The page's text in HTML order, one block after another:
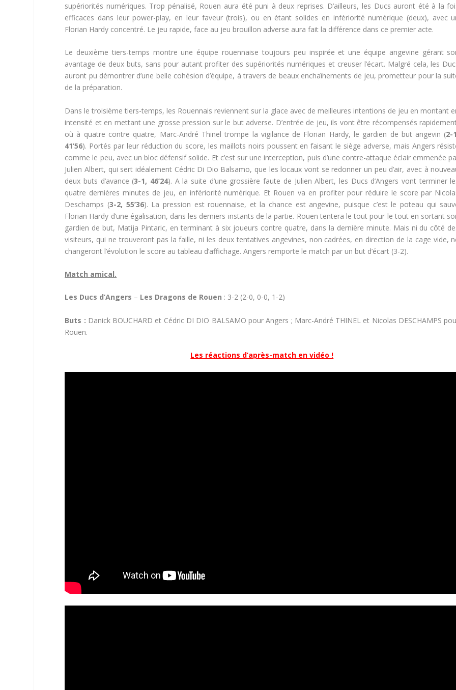
supériorités numériques. Trop pénalisé, Rouen aura été puni à deux reprises. D’ailleurs, les Ducs auront été à la
efficaces dans leur power-play, en leur faveur (trois), ou en étant solides en infériorité numérique (deux), avec
Florian Hardy concentré. Le jeu rapide, face au jeu brouillon adverse aura fait la différence dans ce premier acte.
Le deuxième tiers-temps montre une équipe rouennaise toujours peu inspirée et une équipe angevine gérant
avantage de deux buts, sans pour autant profiter des supériorités numériques et creuser l’écart. Malgré cela, les
auront pu démontrer d’une belle cohésion d’équipe, à travers de beaux enchaînements de jeu, prometteur pour la
de la préparation.
Dans le troisième tiers-temps, les Rouennais reviennent sur la glace avec de meilleures intentions de jeu en montant
intensité et en mettant une grosse pression sur le but adverse. D’entrée de jeu, ils vont être récompensés
où à quatre contre quatre, Marc-André Thinel trompe la vigilance de Florian Hardy, le gardien de but angevin (2-
41’56). Portés par leur réduction du score, les maillots noirs poussent en faisant le siège adverse, mais Angers
comme le peu, avec un bloc défensif solide. Et c’est sur une interception, puis d’une contre-attaque éclair emmenée
Julien Albert, qui sert idéalement Cédric Di Dio Balsamo, que les locaux vont se redonner un peu d’air, avec à
deux buts d’avance (3-1, 46’24). A la suite d’une grossière faute de Julien Albert, les Ducs d’Angers vont terminer
quatre dernières minutes de jeu, en infériorité numérique. Et Rouen va en profiter pour réduire le score par
Deschamps (3-2, 55’36). La pression est rouennaise, et la chance est angevine, puisque c’est le poteau qui
Florian Hardy d’une égalisation, dans les derniers instants de la partie. Rouen tentera le tout pour le tout en sortant
gardien de but, Matija Pintaric, en terminant à six joueurs contre quatre, dans la dernière minute. Mais ni du côté
visiteurs, qui ne trouveront pas la faille, ni les deux tentatives angevines, non cadrées, en direction de la cage vide,
changeront l’évolution le score au tableau d’affichage. Angers remporte le match par un but d’écart (3-2).
Match amical.
Les Ducs d’Angers – Les Dragons de Rouen : 3-2 (2-0, 0-0, 1-2)
Buts : Danick BOUCHARD et Cédric DI DIO BALSAMO pour Angers ; Marc-André THINEL et Nicolas DESCHAMPS
Rouen.
Les réactions d’après-match en vidéo !